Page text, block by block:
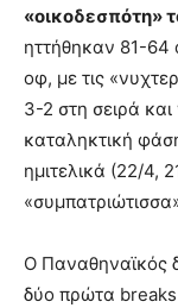
«οικοδεσπότη»
ηττήθηκαν 81-64
οφ, με τις
3-2 στη σειρά
καταληκτική
ημιτελικά (22/4,
Ο Παναθηναϊκός
δύο πρώτα breaks